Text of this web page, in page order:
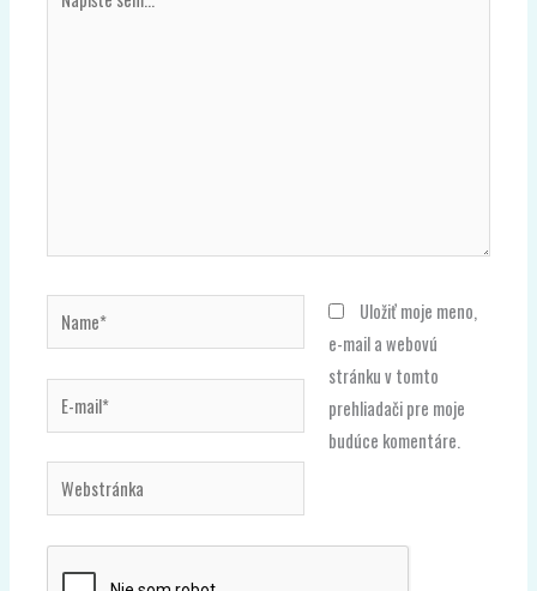
sem...
Name*
mail*
Webstránka
Uložiť moje meno,
e-mail a webovú
stránku v tomto
prehliadači pre moje
budúce komentáre.